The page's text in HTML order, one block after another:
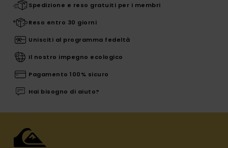
Spedizione e reso gratuiti per i membri
Reso entro 30 giorni
Unisciti al programma fedeltà
Il nostro impegno ecologico
Pagamento 100% sicuro
Hai bisogno di aiuto?